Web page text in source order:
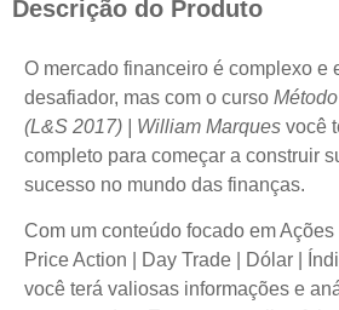
Descrição do Produto
O mercado financeiro é complexo e
desafiador, mas com o curso
(L&S 2017) | William Marques você
completo para começar a construir
sucesso no mundo das finanças.
Com um conteúdo focado em
Price Action | Day Trade | Dólar |
você terá valiosas informações e